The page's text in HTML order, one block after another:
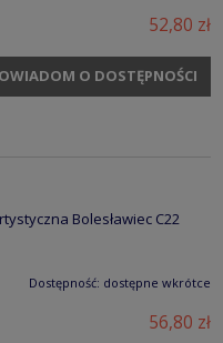
52,80 zł
O DOSTĘPNOŚCI
Bolesławiec C22
Dostępność: dostępne wkrótce
56,80 zł